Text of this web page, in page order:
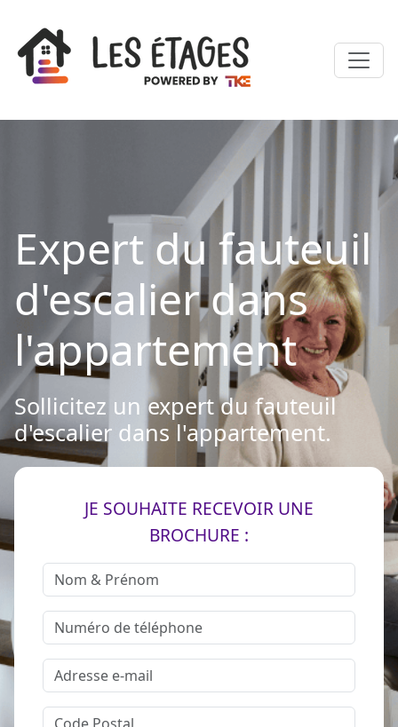
Expert du fauteuil
d'escalier dans
l'appartement
Sollicitez un expert du fauteuil
d'escalier dans l'appartement.
JE SOUHAITE RECEVOIR UNE
BROCHURE :